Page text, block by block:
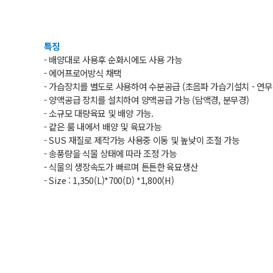
특징
- 배양대로 사용후 순화시에도 사용 가능
- 에어프로어방식 채택
- 가습장치를 별도로 사용하여 수분공급 (초음파 가습기설치 - 연
- 양액공급 장치를 설치하여 양액공급 가능 (담액경, 분무경)
- 소규모 대량육묘 및 배양 가능.
- 같은 룸 내에서 배양 및 육묘가능
- SUS 재질로 제작가능 사용중 이동 및 높낮이 조절 가능
- 송풍량을 식물 상태에 따라 조정 가능
- 식물의 생장속도가 빠르며 튼튼한 육묘생산
- Size : 1,350(L)*700(D) *1,800(H)